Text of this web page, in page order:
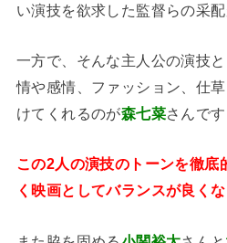
い演技を欲求した監督らの采配
一方で、そんな主人公の演技
情や感情、ファッション、仕
けてくれるのが森七菜さんです
この2人の演技のトーンを徹底
く映画としてバランスが良く